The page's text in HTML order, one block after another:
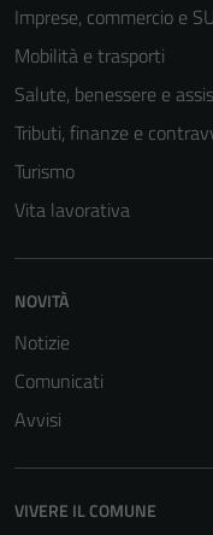
Imprese, commercio e
Mobilità e trasporti
Salute, benessere e
Tributi, finanze e
Turismo
Vita lavorativa
NOVITÀ
Notizie
Comunicati
Avvisi
VIVERE IL COMUNE